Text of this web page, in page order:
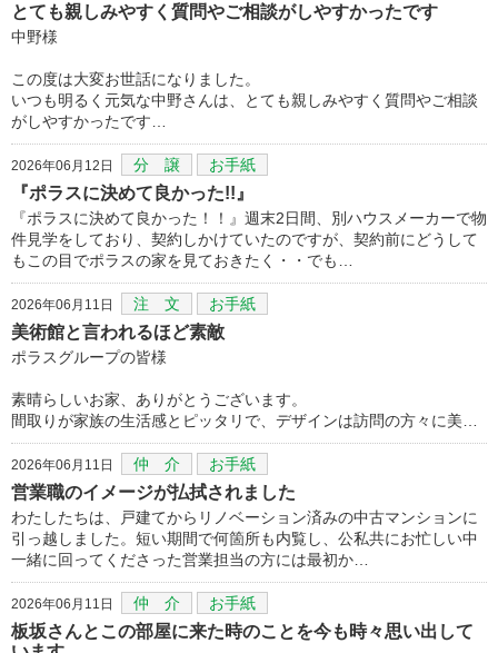
とても親しみやすく質問やご相談がしやすかったです
中野様
この度は大変お世話になりました。
いつも明るく元気な中野さんは、とても親しみやすく質問やご相談
がしやすかったです…
2026年06月12日 分 譲 お手紙
『ポラスに決めて良かった!!』
『ポラスに決めて良かった！！』週末2日間、別ハウスメーカーで物
件見学をしており、契約しかけていたのですが、契約前にどうして
もこの目でポラスの家を見ておきたく・・でも…
2026年06月11日 注 文 お手紙
美術館と言われるほど素敵
ポラスグループの皆様
素晴らしいお家、ありがとうございます。
間取りが家族の生活感とピッタリで、デザインは訪問の方々に美…
2026年06月11日 仲 介 お手紙
営業職のイメージが払拭されました
わたしたちは、戸建てからリノベーション済みの中古マンションに
引っ越しました。短い期間で何箇所も内覧し、公私共にお忙しい中
一緒に回ってくださった営業担当の方には最初か…
2026年06月11日 仲 介 お手紙
板坂さんとこの部屋に来た時のことを今も時々思い出して